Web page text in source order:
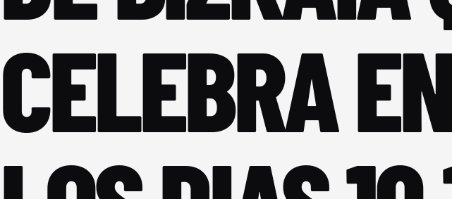
CELEBRA